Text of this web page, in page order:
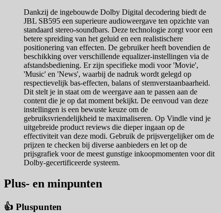
Dankzij de ingebouwde Dolby Digital decodering biedt de
JBL SB595 een superieure audioweergave ten opzichte van
standaard stereo-soundbars. Deze technologie zorgt voor een
betere spreiding van het geluid en een realistischere
positionering van effecten. De gebruiker heeft bovendien de
beschikking over verschillende equalizer-instellingen via de
afstandsbediening. Er zijn specifieke modi voor 'Movie',
'Music' en 'News', waarbij de nadruk wordt gelegd op
respectievelijk bas-effecten, balans of stemverstaanbaarheid.
Dit stelt je in staat om de weergave aan te passen aan de
content die je op dat moment bekijkt. De eenvoud van deze
instellingen is een bewuste keuze om de
gebruiksvriendelijkheid te maximaliseren. Op Vindle vind je
uitgebreide product reviews die dieper ingaan op de
effectiviteit van deze modi. Gebruik de prijsvergelijker om de
prijzen te checken bij diverse aanbieders en let op de
prijsgrafiek voor de meest gunstige inkoopmomenten voor dit
Dolby-gecertificeerde systeem.
Plus- en minpunten
👍 Pluspunten